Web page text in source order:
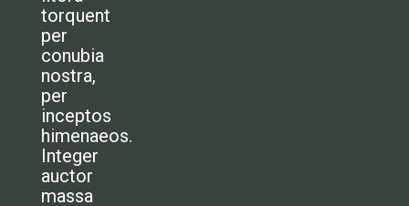
torquent
per
conubia
nostra,
per
inceptos
himenaeos.
Integer
auctor
massa